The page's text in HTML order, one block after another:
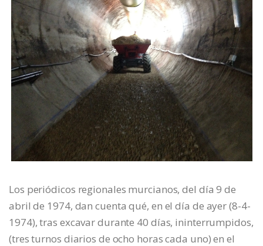
Los periódicos regionales murcianos, del día 9 de
abril de 1974, dan cuenta qué, en el día de ayer (8-4-
1974), tras excavar durante 40 días, ininterrumpidos,
(tres turnos diarios de ocho horas cada uno) en el